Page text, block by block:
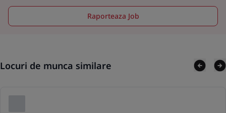
Raporteaza Job
Locuri de munca similare